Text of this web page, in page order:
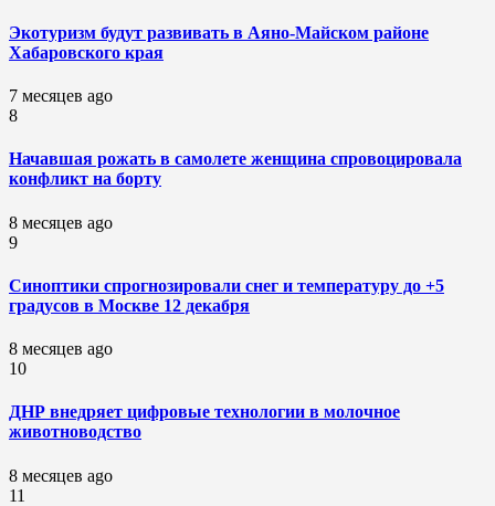
Экотуризм будут развивать в Аяно-Майском районе
Хабаровского края
7 месяцев ago
8
Начавшая рожать в самолете женщина спровоцировала
конфликт на борту
8 месяцев ago
9
Синоптики спрогнозировали снег и температуру до +5
градусов в Москве 12 декабря
8 месяцев ago
10
ДНР внедряет цифровые технологии в молочное
животноводство
8 месяцев ago
11